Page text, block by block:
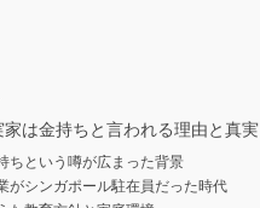
家は金持ちと言われる理由と真実
ちという噂が広まった背景
がシンガポール駐在員だった時代